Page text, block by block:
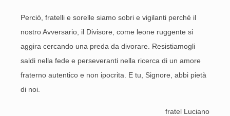
Perciò, fratelli e sorelle siamo sobri e vigilanti perché il
nostro Avversario, il Divisore, come leone ruggente si
aggira cercando una preda da divorare. Resistiamogli
saldi nella fede e perseveranti nella ricerca di un amore
fraterno autentico e non ipocrita. E tu, Signore, abbi pietà
di noi.
fratel Luciano